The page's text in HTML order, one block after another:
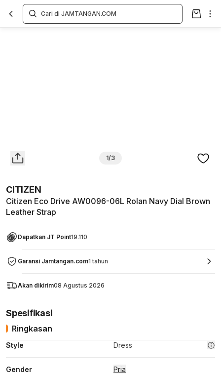
1/3
CITIZEN
Citizen Eco Drive AW0096-06L Rolan Navy Dial Brown
Leather Strap
Dapatkan JT Point19.110
Garansi Jamtangan.com1 tahun
Akan dikirim08 Agustus 2026
Spesifikasi
Ringkasan
Style Dress
Gender Pria